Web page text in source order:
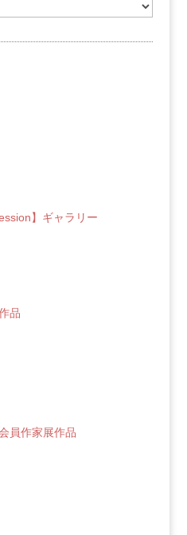
】ギャラリー
品
員作家展作品